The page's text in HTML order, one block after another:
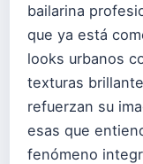
bailarina
que ya está
looks urbanos
texturas
refuerzan su
esas que
fenómeno